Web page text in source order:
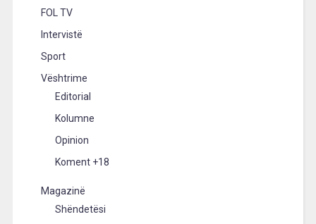
FOL TV
Intervistë
Sport
Vështrime
Editorial
Kolumne
Opinion
Koment +18
Magazinë
Shëndetësi